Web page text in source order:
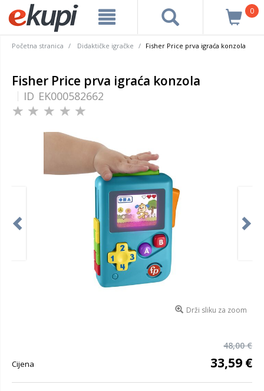
0
Početna stranica Didaktičke igračke Fisher Price prva igraća konzola
Fisher Price prva igraća konzola
ID EK000582662
Drži sliku za zoom
48,00 €
Cijena 33,59 €